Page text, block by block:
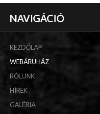
NAVIGÁCIÓ
KEZDŐLAP
WEBÁRUHÁZ
RÓLUNK
HÍREK
GALÉRIA